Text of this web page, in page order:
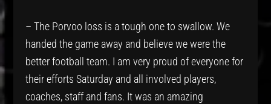
– The Porvoo loss is a tough one to swallow. We
handed the game away and believe we were the
better football team. I am very proud of everyone for
their efforts Saturday and all involved players,
coaches, staff and fans. It was an amazing